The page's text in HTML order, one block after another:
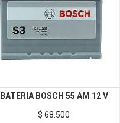
BATERIA BOSCH 55 AM 12 V
$ 68.500